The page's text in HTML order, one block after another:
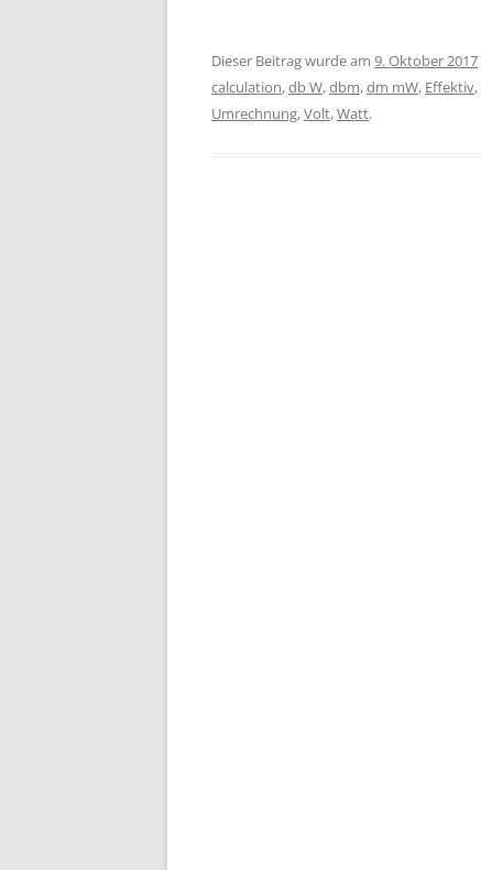
Dieser Beitrag wurde am 9. Oktober 2017
calculation,db W,dbm,dm mW, Effektiv,
Umrechnung,Volt,Watt.